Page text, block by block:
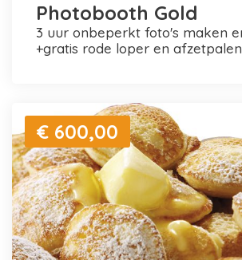
Photobooth Gold
3 uur onbeperkt foto's maken en printen
+gratis rode loper en afzetpalen
€ 600,00